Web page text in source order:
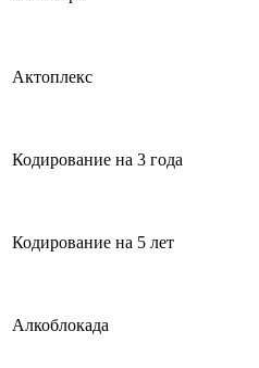
Актоплекс
Кодирование на 3 года
Кодирование на 5 лет
Алкоблокада